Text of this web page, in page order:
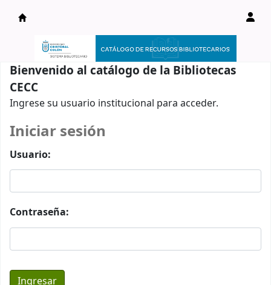
Catálogo en línea
Bienvenido al catálogo de la Bibliotecas
CECC
Ingrese su usuario institucional para acceder.
Iniciar sesión
Usuario:
Contraseña: